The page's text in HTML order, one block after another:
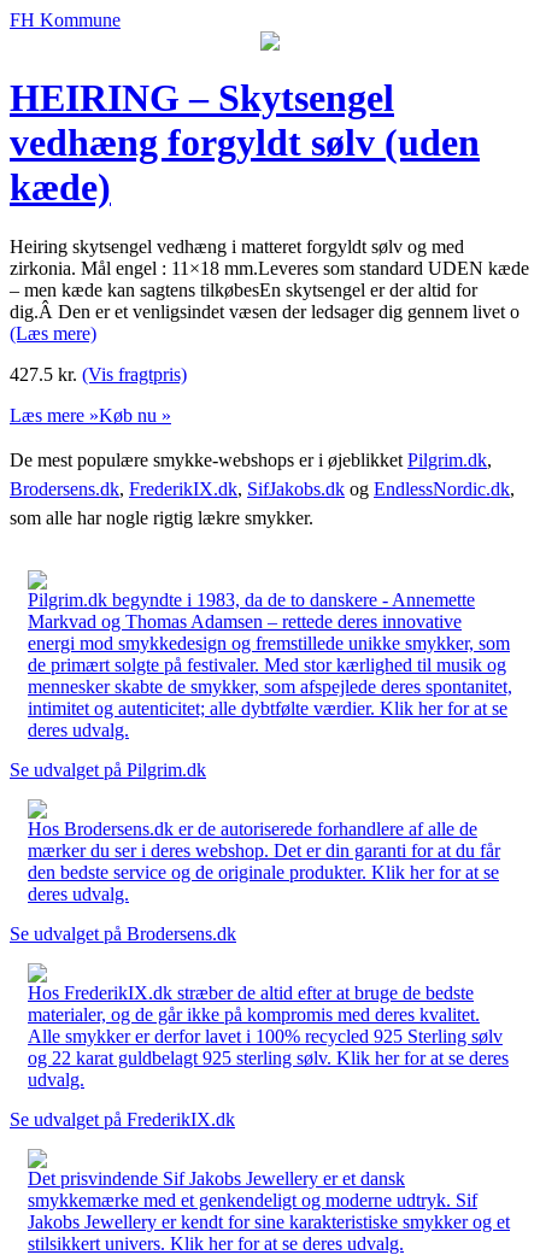
FH Kommune
HEIRING – Skytsengel
vedhæng forgyldt sølv (uden
kæde)
Heiring skytsengel vedhæng i matteret forgyldt sølv og med
zirkonia. Mål engel : 11×18 mm.Leveres som standard UDEN kæde
– men kæde kan sagtens tilkøbesEn skytsengel er der altid for
dig.Â Den er et venligsindet væsen der ledsager dig gennem livet o
(Læs mere)
427.5 kr. (Vis fragtpris)
Læs mere »Køb nu »
De mest populære smykke-webshops er i øjeblikket Pilgrim.dk,
Brodersens.dk, FrederikIX.dk, SifJakobs.dk og EndlessNordic.dk,
som alle har nogle rigtig lækre smykker.
Pilgrim.dk begyndte i 1983, da de to danskere - Annemette
Markvad og Thomas Adamsen – rettede deres innovative
energi mod smykkedesign og fremstillede unikke smykker, som
de primært solgte på festivaler. Med stor kærlighed til musik og
mennesker skabte de smykker, som afspejlede deres spontanitet,
intimitet og autenticitet; alle dybtfølte værdier. Klik her for at se
deres udvalg.
Se udvalget på Pilgrim.dk
Hos Brodersens.dk er de autoriserede forhandlere af alle de
mærker du ser i deres webshop. Det er din garanti for at du får
den bedste service og de originale produkter. Klik her for at se
deres udvalg.
Se udvalget på Brodersens.dk
Hos FrederikIX.dk stræber de altid efter at bruge de bedste
materialer, og de går ikke på kompromis med deres kvalitet.
Alle smykker er derfor lavet i 100% recycled 925 Sterling sølv
og 22 karat guldbelagt 925 sterling sølv. Klik her for at se deres
udvalg.
Se udvalget på FrederikIX.dk
Det prisvindende Sif Jakobs Jewellery er et dansk
smykkemærke med et genkendeligt og moderne udtryk. Sif
Jakobs Jewellery er kendt for sine karakteristiske smykker og et
stilsikkert univers. Klik her for at se deres udvalg.